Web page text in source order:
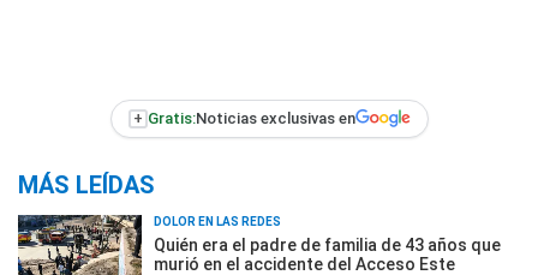
+ Gratis:Noticias exclusivas en
MÁS LEÍDAS
DOLOR EN LAS REDES
Quién era el padre de familia de 43 años que
murió en el accidente del Acceso Este